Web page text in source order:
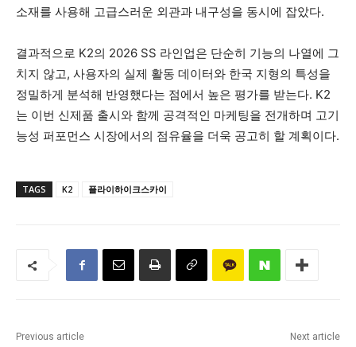
소재를 사용해 고급스러운 외관과 내구성을 동시에 잡았다.
결과적으로 K2의 2026 SS 라인업은 단순히 기능의 나열에 그
치지 않고, 사용자의 실제 활동 데이터와 한국 지형의 특성을
정밀하게 분석해 반영했다는 점에서 높은 평가를 받는다. K2
는 이번 신제품 출시와 함께 공격적인 마케팅을 전개하며 고기
능성 퍼포먼스 시장에서의 점유율을 더욱 공고히 할 계획이다.
TAGS K2 플라이하이크스카이
Previous article Next article